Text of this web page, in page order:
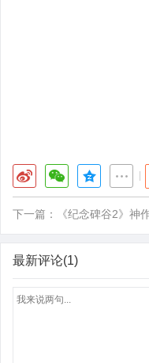
下一篇： 《纪念碑谷2》神
最新评论(1)